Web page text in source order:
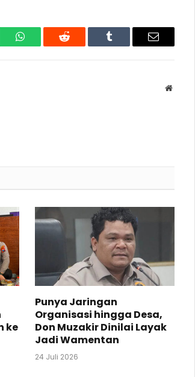
WhatsAppReddit Tumblr Email
Website
ke
Punya Jaringan
Organisasi hingga Desa,
Don Muzakir Dinilai Layak
Jadi Wamentan
24 Juli 2026